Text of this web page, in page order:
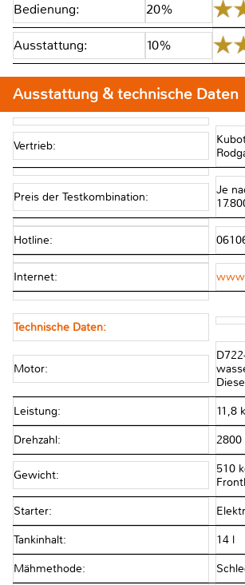
Bedienung: 20%
Ausstattung: 10%
Ausstattung & technische Daten
Vertrieb:
Preis der Testkombination:
Je
Hotline:
Internet:
Technische Daten:
Motor:
Leistung: 11,8
Drehzahl: 2800
Gewicht:
510
Starter:
Tankinhalt: 14 l
Mähmethode: